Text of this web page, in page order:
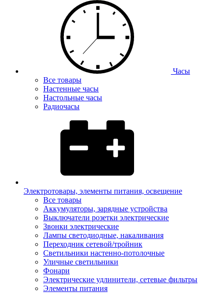
Часы
Все товары
Настенные часы
Настольные часы
Радиочасы
Электротовары, элементы питания, освещение
Все товары
Аккумуляторы, зарядные устройства
Выключатели розетки электрические
Звонки электрические
Лампы светодиодные, накаливания
Переходник сетевой/тройник
Светильники настенно-потолочные
Уличные светильники
Фонари
Электрические удлинители, сетевые фильтры
Элементы питания